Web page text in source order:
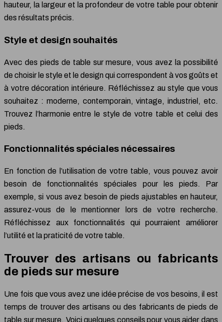
hauteur, la largeur et la profondeur de votre table pour obtenir
des résultats précis.
Style et design souhaités
Avec des pieds de table sur mesure, vous avez la possibilité
de choisir le style et le design qui correspondent à vos goûts et
à votre décoration intérieure. Réfléchissez au style que vous
souhaitez : moderne, contemporain, vintage, industriel, etc.
Trouvez l’harmonie entre le style de votre table et celui des
pieds.
Fonctionnalités spéciales nécessaires
En fonction de l’utilisation de votre table, vous pouvez avoir
besoin de fonctionnalités spéciales pour les pieds. Par
exemple, si vous avez besoin de pieds ajustables en hauteur,
assurez-vous de le mentionner lors de votre recherche.
Réfléchissez aux fonctionnalités qui pourraient améliorer
l’utilité et la praticité de votre table.
Trouver des artisans ou fabricants
de pieds sur mesure
Une fois que vous avez une idée précise de vos besoins, il est
temps de trouver des artisans ou des fabricants de pieds de
table sur mesure. Voici quelques conseils pour vous aider dans